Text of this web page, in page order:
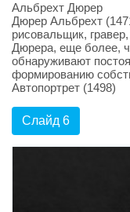
Альбрехт Дюрер
Дюрер Альбрехт
рисовальщик,
Дюрера, еще более,
обнаруживают
формированию
Автопортрет (1498)
Слайд 6